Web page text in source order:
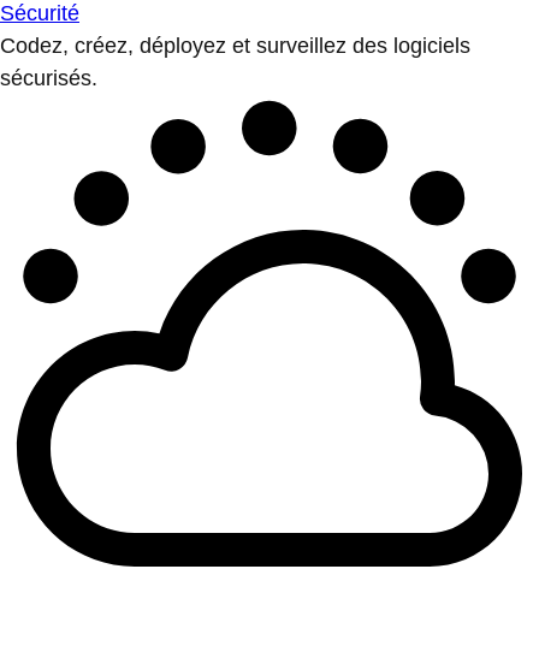
Sécurité
Codez, créez, déployez et surveillez des logiciels
sécurisés.